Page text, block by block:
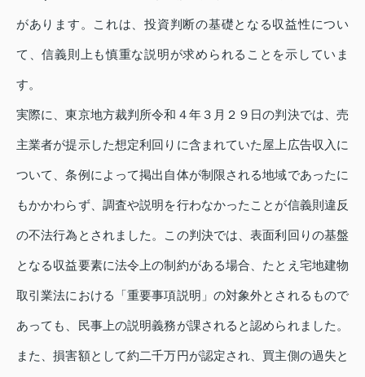
があります。これは、投資判断の基礎となる収益性につい
て、信義則上も慎重な説明が求められることを示していま
す。
実際に、東京地方裁判所令和４年３月２９日の判決では、売
主業者が提示した想定利回りに含まれていた屋上広告収入に
ついて、条例によって掲出自体が制限される地域であったに
もかかわらず、調査や説明を行わなかったことが信義則違反
の不法行為とされました。この判決では、表面利回りの基盤
となる収益要素に法令上の制約がある場合、たとえ宅地建物
取引業法における「重要事項説明」の対象外とされるもので
あっても、民事上の説明義務が課されると認められました。
また、損害額として約二千万円が認定され、買主側の過失と